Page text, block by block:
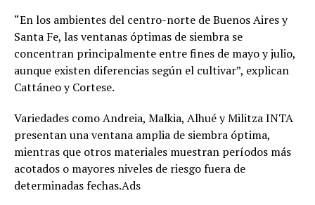
“En los ambientes del centro-norte de Buenos Aires y
Santa Fe, las ventanas óptimas de siembra se
concentran principalmente entre fines de mayo y julio,
aunque existen diferencias según el cultivar”, explican
Cattáneo y Cortese.
Variedades como Andreia, Malkia, Alhué y Militza INTA
presentan una ventana amplia de siembra óptima,
mientras que otros materiales muestran períodos más
acotados o mayores niveles de riesgo fuera de
determinadas fechas.Ads